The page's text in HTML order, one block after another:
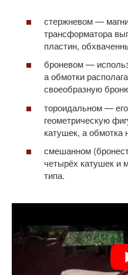
стержневом —
трансформатора
пластин,
броневом —
а обмотки
своеобразную
тороидальном —
геометрическую
катушек, а обмотка
смешанном
четырёх катушек и
типа.